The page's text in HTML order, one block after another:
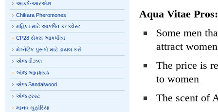
Aqua Vitae Pros:
Some men
attract women
The price is
to women
The scent of
આકર્ષે-આરએક્ષ
Chikara Pheromones
મહિલા માટે આકર્ષિત કન્ક્વેસ્ટ
CP28 સેક્સ આકર્ષાયા
મેગ્નેટિક પુરૂષો માટે ડાયલ કરો
એજ ડીઝલ
એજ આવશ્યક
એજ Sandalwood
એજ ટ્રસ્ટ
માનવ યુફોરિયા